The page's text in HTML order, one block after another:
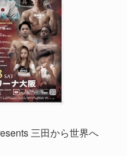
三田から世界へ